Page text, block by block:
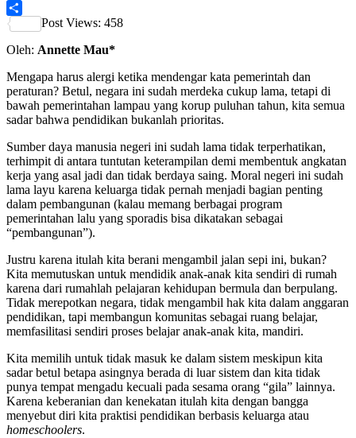
LinkedIn
Share
Post Views: 458
Oleh: Annette Mau*
Mengapa harus alergi ketika mendengar kata pemerintah dan
peraturan? Betul, negara ini sudah merdeka cukup lama, tetapi di
bawah pemerintahan lampau yang korup puluhan tahun, kita semua
sadar bahwa pendidikan bukanlah prioritas.
Sumber daya manusia negeri ini sudah lama tidak terperhatikan,
terhimpit di antara tuntutan keterampilan demi membentuk angkatan
kerja yang asal jadi dan tidak berdaya saing. Moral negeri ini sudah
lama layu karena keluarga tidak pernah menjadi bagian penting
dalam pembangunan (kalau memang berbagai program
pemerintahan lalu yang sporadis bisa dikatakan sebagai
“pembangunan”).
Justru karena itulah kita berani mengambil jalan sepi ini, bukan?
Kita memutuskan untuk mendidik anak-anak kita sendiri di rumah
karena dari rumahlah pelajaran kehidupan bermula dan berpulang.
Tidak merepotkan negara, tidak mengambil hak kita dalam anggaran
pendidikan, tapi membangun komunitas sebagai ruang belajar,
memfasilitasi sendiri proses belajar anak-anak kita, mandiri.
Kita memilih untuk tidak masuk ke dalam sistem meskipun kita
sadar betul betapa asingnya berada di luar sistem dan kita tidak
punya tempat mengadu kecuali pada sesama orang “gila” lainnya.
Karena keberanian dan kenekatan itulah kita dengan bangga
menyebut diri kita praktisi pendidikan berbasis keluarga atau
homeschoolers.